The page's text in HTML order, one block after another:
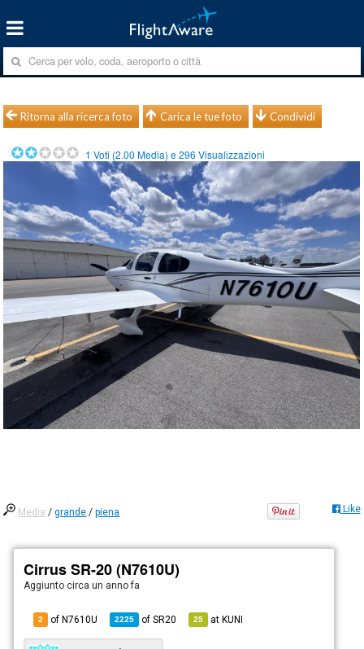
Ritorna alla ricerca foto Carica le tue foto Condividi
1 Voti (2.00 Media) e296 Visualizzazioni
Media /grande /piena Like
Cirrus SR-20 (N7610U)
Aggiunto circa un anno fa
2 of N7610U 2225 ofSR20 25 atKUNI